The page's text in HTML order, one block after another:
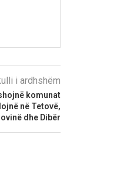
i ardhshëm
komunat
në Tetovë,
dhe Dibër